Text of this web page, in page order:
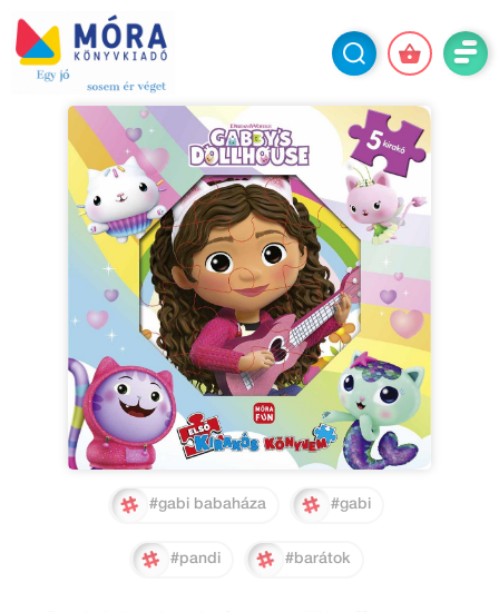
#gabi babaháza #gabi
#pandi #barátok